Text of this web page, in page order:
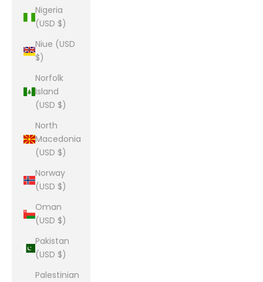
Nigeria
(USD $)
Niue (USD
$)
Norfolk
Island
(USD $)
North
Macedonia
(USD $)
Norway
(USD $)
Oman
(USD $)
Pakistan
(USD $)
Palestinian